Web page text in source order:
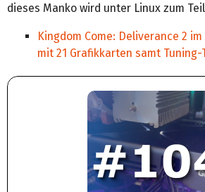
dieses Manko wird unter Linux zum
Kingdom Come: Deliverance 2
mit 21 Grafikkarten samt Tuning-